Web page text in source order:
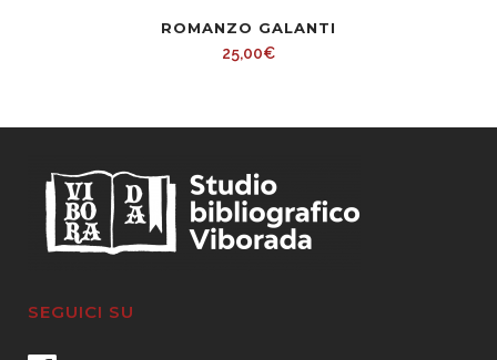
ROMANZO GALANTI
25,00€
SEGUICI SU